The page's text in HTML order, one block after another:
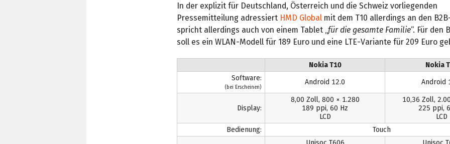
In der explizit für Deutschland, Österreich und die Schweiz vorliegenden
Pressemitteilung adressiert HMD Global mit dem T10 allerdings an den
spricht allerdings auch von einem Tablet „für die gesamte Familie“. Für den
soll es ein WLAN-Modell für 189 Euro und eine LTE-Variante für 209 Euro
Nokia T10
Nokia
Software:
(bei Erscheinen)
Android 12.0 Android
Display:
8,00 Zoll, 800 × 1.280
189 ppi, 60 Hz
LCD
10,36 Zoll,
225 ppi,
LCD
Bedienung:
Touch